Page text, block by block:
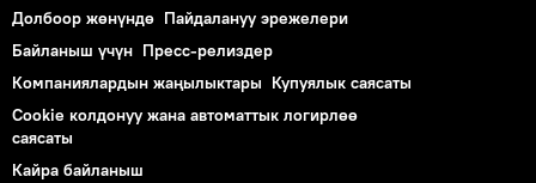
Долбоор жөнүндө Пайдалануу эрежелери
Байланыш үчүн Пресс-релиздер
Компаниялардын жаңылыктары Купуялык саясаты
Cookie колдонуу жана автоматтык логирлөө
саясаты
Кайра байланыш